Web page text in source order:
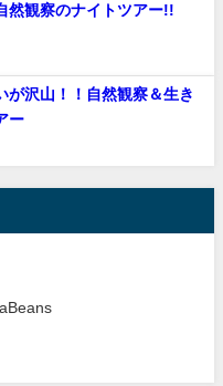
然観察のナイトツアー!!
が沢山！！自然観察＆生き
ー